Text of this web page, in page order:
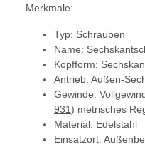
Merkmale:
Typ: Schrauben
Name:
Kopfform:
Antrieb: Außen-
Gewinde:
931) metrisches
Material: Edelstahl
Einsatzort: